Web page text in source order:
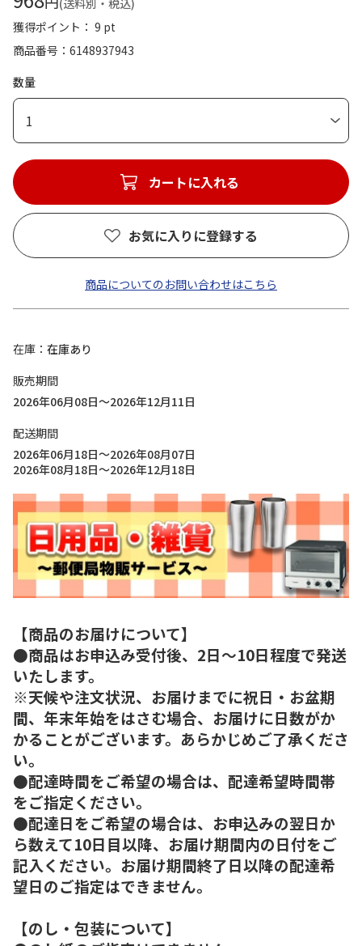
(送料別・税込)
獲得ポイント： 9 pt
商品番号
6148937943
数量
1
カートに入れる
お気に入りに登録する
商品についてのお問い合わせはこちら
在庫
在庫あり
販売期間
2026年06月08日～2026年12月11日
配送期間
2026年06月18日～2026年08月07日
2026年08月18日～2026年12月18日
【商品のお届けについて】
●商品はお申込み受付後、2日～10日程度で発送
いたします。
※天候や注文状況、お届けまでに祝日・お盆期
間、年末年始をはさむ場合、お届けに日数がか
かることがございます。あらかじめご了承くださ
い。
●配達時間をご希望の場合は、配達希望時間帯
をご指定ください。
●配達日をご希望の場合は、お申込みの翌日か
ら数えて10日目以降、お届け期間内の日付をご
記入ください。お届け期間終了日以降の配達希
望日のご指定はできません。
【のし・包装について】